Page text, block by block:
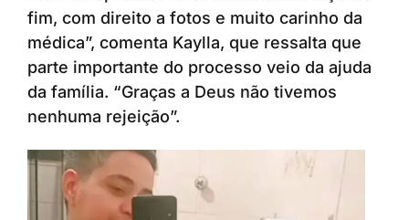
fim, com direito a fotos e muito carinho da
médica”, comenta Kaylla, que ressalta que
parte importante do processo veio da ajuda
da família. “Graças a Deus não tivemos
nenhuma rejeição”.